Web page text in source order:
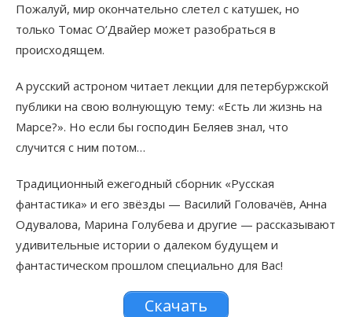
Пожалуй, мир окончательно слетел с катушек, но
только Томас О’Двайер может разобраться в
происходящем.
А русский астроном читает лекции для петербуржской
публики на свою волнующую тему: «Есть ли жизнь на
Марсе?». Но если бы господин Беляев знал, что
случится с ним потом…
Традиционный ежегодный сборник «Русская
фантастика» и его звёзды — Василий Головачёв, Анна
Одувалова, Марина Голубева и другие — рассказывают
удивительные истории о далеком будущем и
фантастическом прошлом специально для Вас!
Скачать